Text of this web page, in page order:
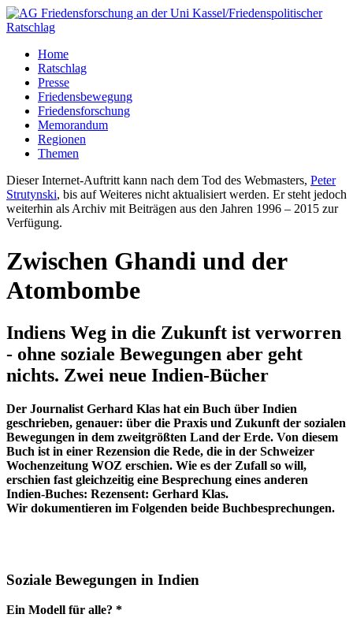
Home
Ratschlag
Presse
Friedensbewegung
Friedensforschung
Memorandum
Regionen
Themen
Dieser Internet-Auftritt kann nach dem Tod des Webmasters, Peter
Strutynski, bis auf Weiteres nicht aktualisiert werden. Er steht jedoch
weiterhin als Archiv mit Beiträgen aus den Jahren 1996 – 2015 zur
Verfügung.
Zwischen Ghandi und der
Atombombe
Indiens Weg in die Zukunft ist verworren
- ohne soziale Bewegungen aber geht
nichts. Zwei neue Indien-Bücher
Der Journalist Gerhard Klas hat ein Buch über Indien
geschrieben, genauer: über die Praxis und Zukunft der sozialen
Bewegungen in dem zweitgrößten Land der Erde. Von diesem
Buch ist in einer Rezension die Rede, die in der Schweizer
Wochenzeitung WOZ erschien. Wie es der Zufall so will,
erschien fast gleichzeitig eine Besprechung eines anderen
Indien-Buches: Rezensent: Gerhard Klas.
Wir dokumentieren im Folgenden beide Buchbesprechungen.
Soziale Bewegungen in Indien
Ein Modell für alle? *